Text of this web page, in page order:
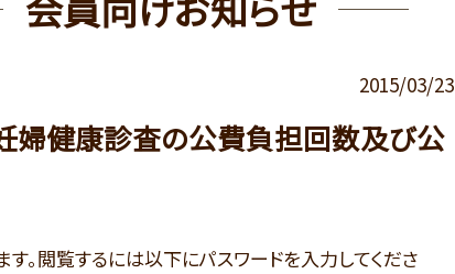
婦健康診査の公費負担回数及び公
2015/03/23
。閲覧するには以下にパスワードを入力してくださ